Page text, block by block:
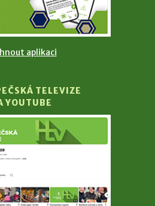
aplikaci
TELEVIZE
YOUTUBE